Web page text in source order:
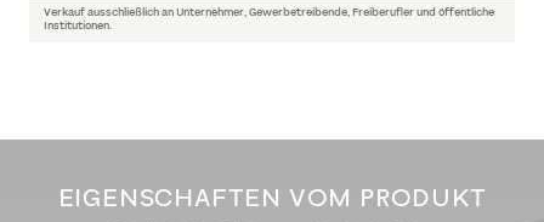
Verkauf ausschließlich an Unternehmer, Gewerbetreibende, Freiberufler und öffentliche
Institutionen.
EIGENSCHAFTEN VOM PRODUKT